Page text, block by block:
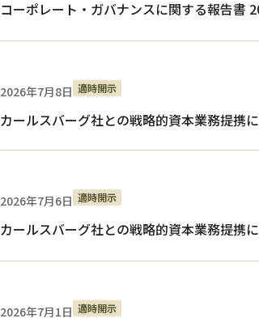
コーポレート・ガバナンスに関する報告書
2026年7月8日 適時開示
カールスバーグ社との戦略的資本業務提携
2026年7月6日 適時開示
カールスバーグ社との戦略的資本業務提携
2026年7月1日 適時開示